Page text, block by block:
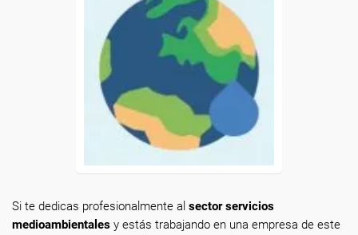
Si te dedicas profesionalmente al sector servicios
medioambientales y estás trabajando en una empresa de este